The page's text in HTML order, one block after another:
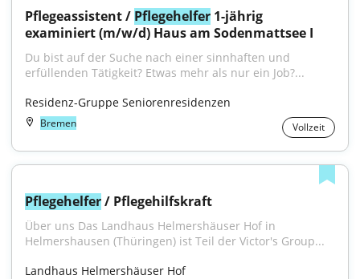
Pflegeassistent / Pflegehelfer 1-jährig
examiniert (m/w/d) Haus am Sodenmattsee I
Du bist auf der Suche nach einer sinnhaften und
erfüllenden Tätigkeit? Etwas mehr als nur ein Job?...
Residenz-Gruppe Seniorenresidenzen
Bremen Vollzeit
Pflegehelfer / Pflegehilfskraft
Über uns Das Landhaus Helmershäuser Hof in
Helmershausen (Thüringen) ist Teil der Victor's Group...
Landhaus Helmershäuser Hof